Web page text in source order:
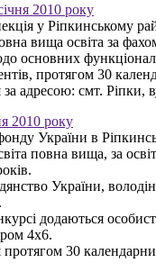
2010 року
у Ріпкинському
вища освіта за
основних
протягом 30
адресою: смт. Ріпки,
2010 року
України в
повна вища, за
України,
додаються
4х6.
30